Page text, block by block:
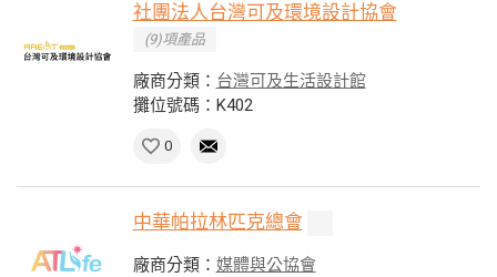
社團法人台灣可及環境設計協會
(9)項產品
廠商分類： 台灣可及生活設計館
攤位號碼：K402
0
中華帕拉林匹克總會
廠商分類： 媒體與公協會